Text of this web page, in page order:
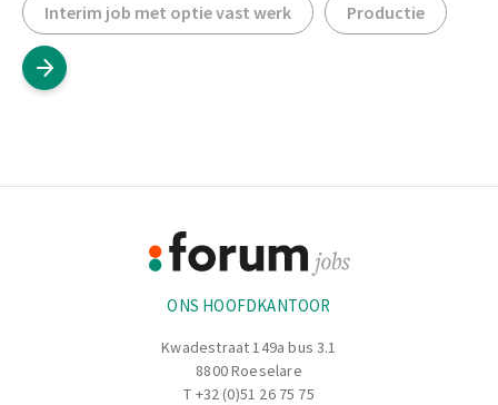
Interim job met optie vast werk Productie
ONS HOOFDKANTOOR
Kwadestraat 149a bus 3.1
8800 Roeselare
T +32 (0)51 26 75 75